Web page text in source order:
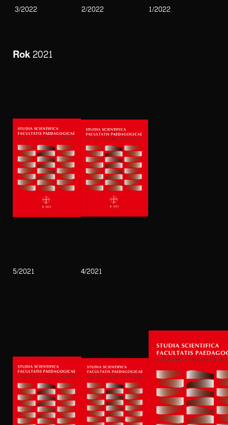
3/2022 2/2022 1/2022
Rok 2021
5/2021 4/2021